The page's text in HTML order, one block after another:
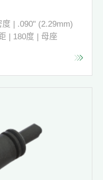
| .090" (2.29mm)
| 180度 | 母座